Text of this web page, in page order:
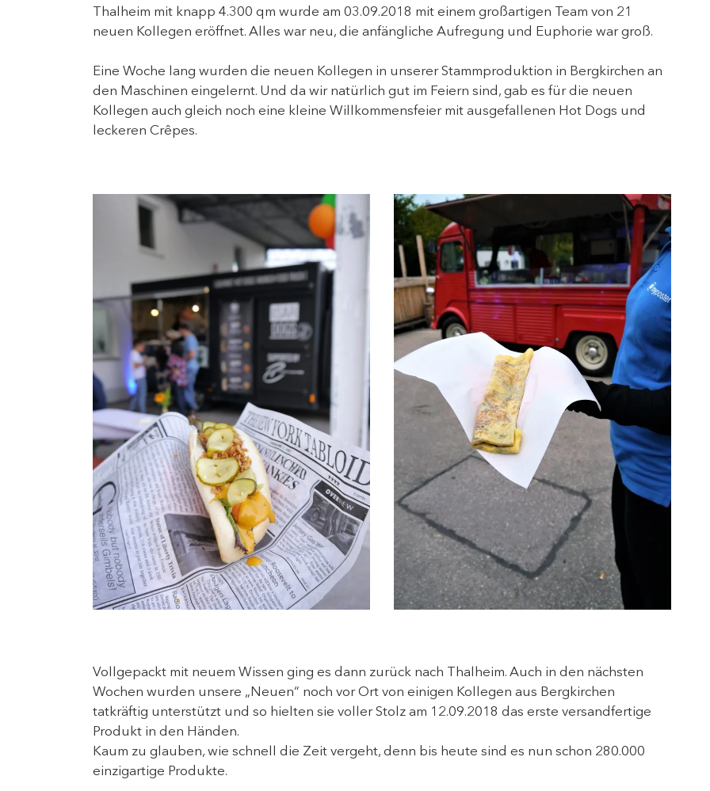
Thalheim mit knapp 4.300 qm wurde am 03.09.2018 mit einem großartigen Team von 21
neuen Kollegen eröffnet. Alles war neu, die anfängliche Aufregung und Euphorie war groß.
Eine Woche lang wurden die neuen Kollegen in unserer Stammproduktion in Bergkirchen an
den Maschinen eingelernt. Und da wir natürlich gut im Feiern sind, gab es für die neuen
Kollegen auch gleich noch eine kleine Willkommensfeier mit ausgefallenen Hot Dogs und
leckeren Crêpes.
Vollgepackt mit neuem Wissen ging es dann zurück nach Thalheim. Auch in den nächsten
Wochen wurden unsere „Neuen“ noch vor Ort von einigen Kollegen aus Bergkirchen
tatkräftig unterstützt und so hielten sie voller Stolz am 12.09.2018 das erste versandfertige
Produkt in den Händen.
Kaum zu glauben, wie schnell die Zeit vergeht, denn bis heute sind es nun schon 280.000
einzigartige Produkte.